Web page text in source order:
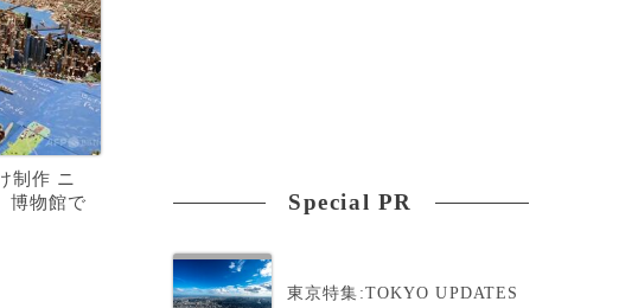
制作 ニ
博物館で
Special PR
東京特集:TOKYO UPDATES